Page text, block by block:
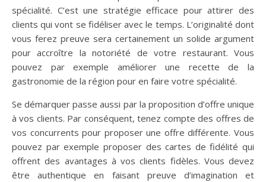
spécialité. C’est une stratégie efficace pour attirer des
clients qui vont se fidéliser avec le temps. L’originalité dont
vous ferez preuve sera certainement un solide argument
pour accroître la notoriété de votre restaurant. Vous
pouvez par exemple améliorer une recette de la
gastronomie de la région pour en faire votre spécialité.
Se démarquer passe aussi par la proposition d’offre unique
à vos clients. Par conséquent, tenez compte des offres de
vos concurrents pour proposer une offre différente. Vous
pouvez par exemple proposer des cartes de fidélité qui
offrent des avantages à vos clients fidèles. Vous devez
être authentique en faisant preuve d’imagination et